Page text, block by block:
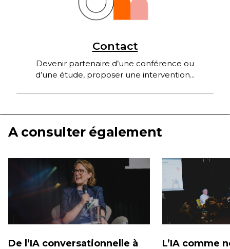
Contact
Devenir partenaire d’une conférence ou
d’une étude, proposer une intervention...
A consulter également
De l’IA conversationnelle à
L’IA comme